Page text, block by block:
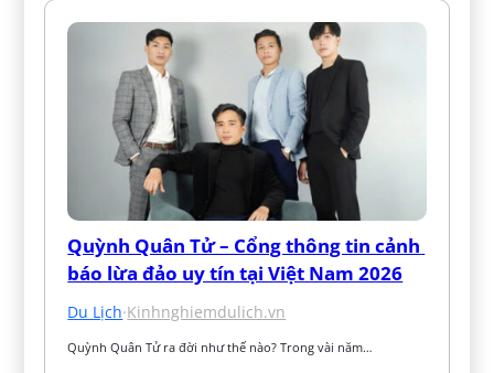
Quỳnh Quân Tử – Cổng thông tin cảnh
báo lừa đảo uy tín tại Việt Nam 2026
Du Lịch·Kinhnghiemdulich.vn
Quỳnh Quân Tử ra đời như thế nào? Trong vài năm…